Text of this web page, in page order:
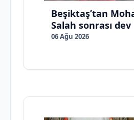
Beşiktaş’tan
Salah sonrası
06 Ağu 2026